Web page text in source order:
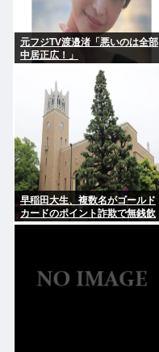
元フジTV渡邉渚「悪いのは全部
中居正広！」
早稲田大生、複数名がゴールド
カードのポイント詐欺で無銭飲
食